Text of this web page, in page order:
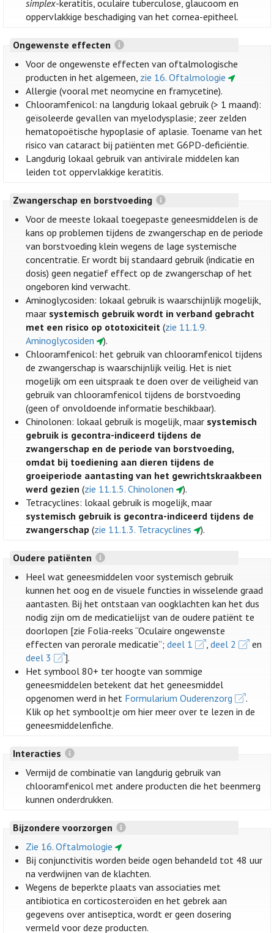
simplex-keratitis, oculaire tuberculose, glaucoom en
oppervlakkige beschadiging van het cornea-epitheel.
Ongewenste effecten
Voor de ongewenste effecten van oftalmologische
producten in het algemeen, zie 16. Oftalmologie
Allergie (vooral met neomycine en framycetine).
Chlooramfenicol: na langdurig lokaal gebruik (> 1 maand):
geïsoleerde gevallen van myelodysplasie; zeer zelden
hematopoëtische hypoplasie of aplasie. Toename van het
risico van cataract bij patiënten met G6PD-deficiëntie.
Langdurig lokaal gebruik van antivirale middelen kan
leiden tot oppervlakkige keratitis.
Zwangerschap en borstvoeding
Voor de meeste lokaal toegepaste geneesmiddelen is de
kans op problemen tijdens de zwangerschap en de periode
van borstvoeding klein wegens de lage systemische
concentratie. Er wordt bij standaard gebruik (indicatie en
dosis) geen negatief effect op de zwangerschap of het
ongeboren kind verwacht.
Aminoglycosiden: lokaal gebruik is waarschijnlijk mogelijk,
maar systemisch gebruik wordt in verband gebracht
met een risico op ototoxiciteit (zie 11.1.9.
Aminoglycosiden
).
Chlooramfenicol: het gebruik van chlooramfenicol tijdens
de zwangerschap is waarschijnlijk veilig. Het is niet
mogelijk om een uitspraak te doen over de veiligheid van
gebruik van chlooramfenicol tijdens de borstvoeding
(geen of onvoldoende informatie beschikbaar).
Chinolonen: lokaal gebruik is mogelijk, maar systemisch
gebruik is gecontra-indiceerd tijdens de
zwangerschap en de periode van borstvoeding,
omdat bij toediening aan dieren tijdens de
groeiperiode aantasting van het gewrichtskraakbeen
werd gezien (zie 11.1.5. Chinolonen
).
Tetracyclines: lokaal gebruik is mogelijk, maar
systemisch gebruik is gecontra-indiceerd tijdens de
zwangerschap (zie 11.1.3. Tetracyclines ).
Oudere patiënten
Heel wat geneesmiddelen voor systemisch gebruik
kunnen het oog en de visuele functies in wisselende graad
aantasten. Bij het ontstaan van oogklachten kan het dus
nodig zijn om de medicatielijst van de oudere patiënt te
doorlopen [zie Folia-reeks “Oculaire ongewenste
effecten van perorale medicatie”;deel 1 ,deel 2
en
deel 3
].
Het symbool 80+ ter hoogte van sommige
geneesmiddelen betekent dat het geneesmiddel
opgenomen werd in het Formularium Ouderenzorg
.
Klik op het symbooltje om hier meer over te lezen in de
geneesmiddelenfiche.
Interacties
Vermijd de combinatie van langdurig gebruik van
chlooramfenicol met andere producten die het beenmerg
kunnen onderdrukken.
Bijzondere voorzorgen
Zie 16. Oftalmologie
Bij conjunctivitis worden beide ogen behandeld tot 48 uur
na verdwijnen van de klachten.
Wegens de beperkte plaats van associaties met
antibiotica en corticosteroïden en het gebrek aan
gegevens over antiseptica, wordt er geen dosering
vermeld voor deze producten.